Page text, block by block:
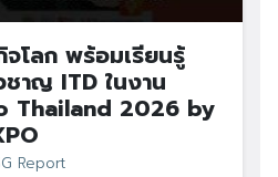
โลก พร้อมเรียนรู้
าญ ITD ในงาน
Thailand 2026 by
Report